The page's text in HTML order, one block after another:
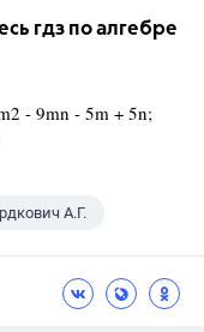
гдз по алгебре
- 5m + 5n;
А.Г.